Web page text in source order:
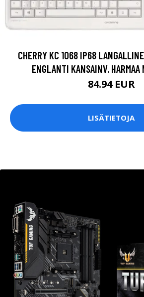
CHERRY KC 1068 IP68
ENGLANTI KANSAINV. HARMAA
84.94 EUR
LISÄTIETOJA